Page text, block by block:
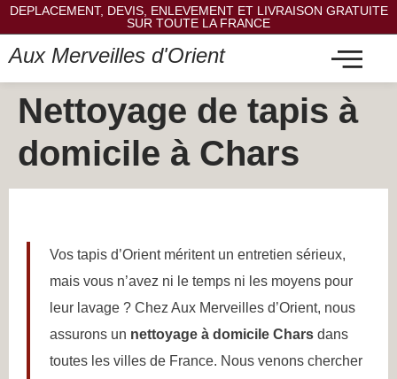
DEPLACEMENT, DEVIS, ENLEVEMENT ET LIVRAISON GRATUITE
SUR TOUTE LA FRANCE
Aux Merveilles d'Orient
Nettoyage de tapis à
domicile à Chars
Vos tapis d’Orient méritent un entretien sérieux,
mais vous n’avez ni le temps ni les moyens pour
leur lavage ? Chez Aux Merveilles d’Orient, nous
assurons un nettoyage à domicile Chars dans
toutes les villes de France. Nous venons chercher